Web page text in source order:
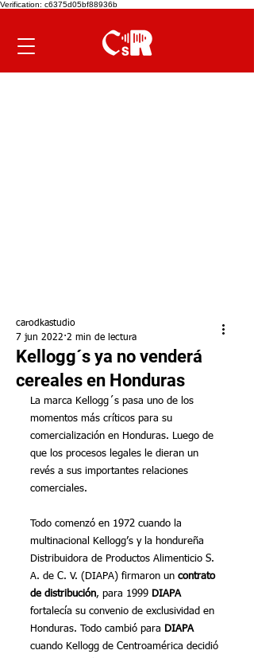
Verification: c6375d05bf88936b
Kellogg´s ya no venderá
cereales en Honduras
carodkastudio
7 jun 2022 2 min de lectura
La marca Kellogg´s pasa uno de los
momentos más críticos para su
comercialización en Honduras. Luego de
que los procesos legales le dieran un
revés a sus importantes relaciones
comerciales.
Todo comenzó en 1972 cuando la
multinacional Kellogg’s y la hondureña
Distribuidora de Productos Alimenticio S.
A. de C. V. (DIAPA) firmaron un contrato
de distribución, para 1999 DIAPA
fortalecía su convenio de exclusividad en
Honduras. Todo cambió para DIAPA
cuando Kellogg de Centroamérica decidió